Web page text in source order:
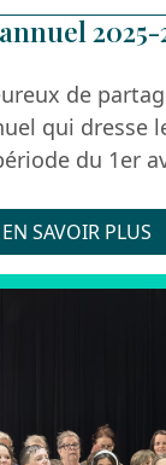
2025-
de
qui dresse
du 1er
EN SAVOIR PLUS